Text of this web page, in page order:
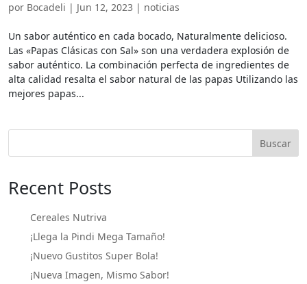
por Bocadeli | Jun 12, 2023 | noticias
Un sabor auténtico en cada bocado, Naturalmente delicioso.
Las «Papas Clásicas con Sal» son una verdadera explosión de
sabor auténtico. La combinación perfecta de ingredientes de
alta calidad resalta el sabor natural de las papas Utilizando las
mejores papas...
Buscar
Recent Posts
Cereales Nutriva
¡Llega la Pindi Mega Tamaño!
¡Nuevo Gustitos Super Bola!
¡Nueva Imagen, Mismo Sabor!